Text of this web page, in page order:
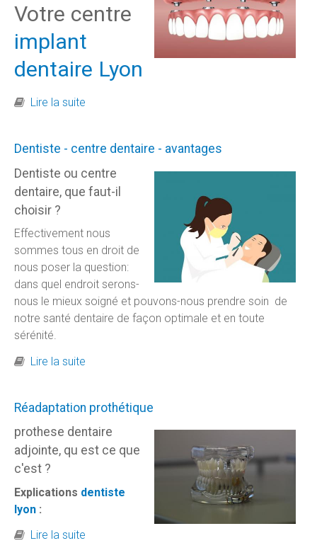
Votre centre
implant
dentaire Lyon
Lire la suite
Dentiste - centre dentaire - avantages
Dentiste ou centre
dentaire, que faut-il
choisir ?
Effectivement nous
sommes tous en droit de
nous poser la question:
dans quel endroit serons-
nous le mieux soigné et pouvons-nous prendre soin de
notre santé dentaire de façon optimale et en toute
sérénité.
Lire la suite
Réadaptation prothétique
prothese dentaire
adjointe, qu est ce que
c'est ?
Explications dentiste
lyon :
Lire la suite